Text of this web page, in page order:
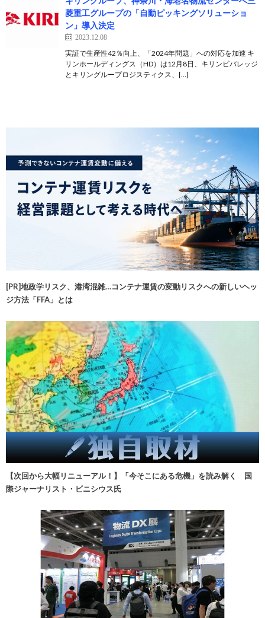
菱重工グループの「自動ピッキングソリューショ
ン」導入決定
2023.12.08
実証で生産性42％向上、「2024年問題」への対応を加速 キ
リンホールディングス（HD）は12月8日、キリンビバレッジ
とキリングループロジスティクス、[…]
[PR]地政学リスク、港湾混雑…コンテナ運賃の変動リスクへの新しいヘッ
ジ方法「FFA」とは
【次回から大幅リニューアル！】「今そこにある危機」を読み解く 国
際ジャーナリスト・ビニシウス氏